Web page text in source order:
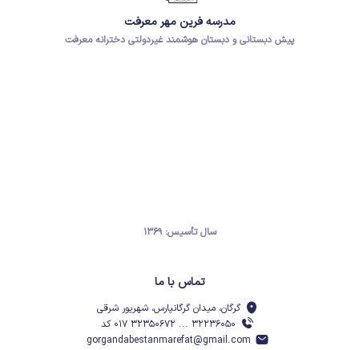
مدرسه فرین مهر معرفت
پیش دبستانی و دبستان هوشمند غیردولتی دخترانه معرفت
سال تأسیس: ۱۳۶۹
تماس با ما
گرگان، میدان گرگانپارس، شهریور شرقی
۳۲۲۳۶۰۵۰ ... ۳۲۳۵۰۶۷۲ ۰۱۷ کد
gorgandabestanmarefat@gmail.com